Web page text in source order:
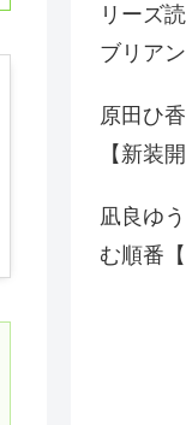
リーズ
ブリアン
原田ひ
【新装
凪良ゆ
む順番